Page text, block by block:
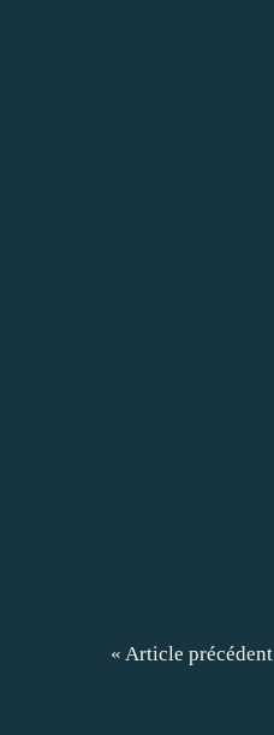
« Article précédent